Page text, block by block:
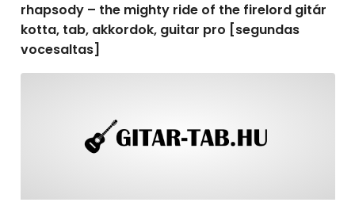
rhapsody – the mighty ride of the firelord gitár
kotta, tab, akkordok, guitar pro [segundas
vocesaltas]